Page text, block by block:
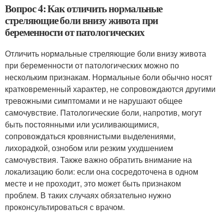
Вопрос 4: Как отличить нормальные
стреляющие боли внизу живота при
беременности от патологических
Отличить нормальные стреляющие боли внизу живота
при беременности от патологических можно по
нескольким признакам. Нормальные боли обычно носят
кратковременный характер, не сопровождаются другими
тревожными симптомами и не нарушают общее
самочувствие. Патологические боли, напротив, могут
быть постоянными или усиливающимися,
сопровождаться кровянистыми выделениями,
лихорадкой, ознобом или резким ухудшением
самочувствия. Также важно обратить внимание на
локализацию боли: если она сосредоточена в одном
месте и не проходит, это может быть признаком
проблем. В таких случаях обязательно нужно
проконсультироваться с врачом.